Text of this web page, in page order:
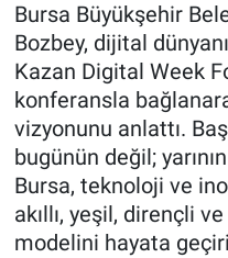
Bursa Büyükşehir
Bozbey, dijital
Kazan Digital Week
konferansla
vizyonunu anlattı.
bugünün değil;
Bursa, teknoloji ve
akıllı, yeşil, dirençli
modelini hayata
Doğa Konuşuyor
Dünya
Ege Saati
Ege'den Esintiler
Eğitim
Sağlık
Spor
Yayın Akışı
İletişim
Tüm Manşetler
Son Dakika
Haber Arşivi